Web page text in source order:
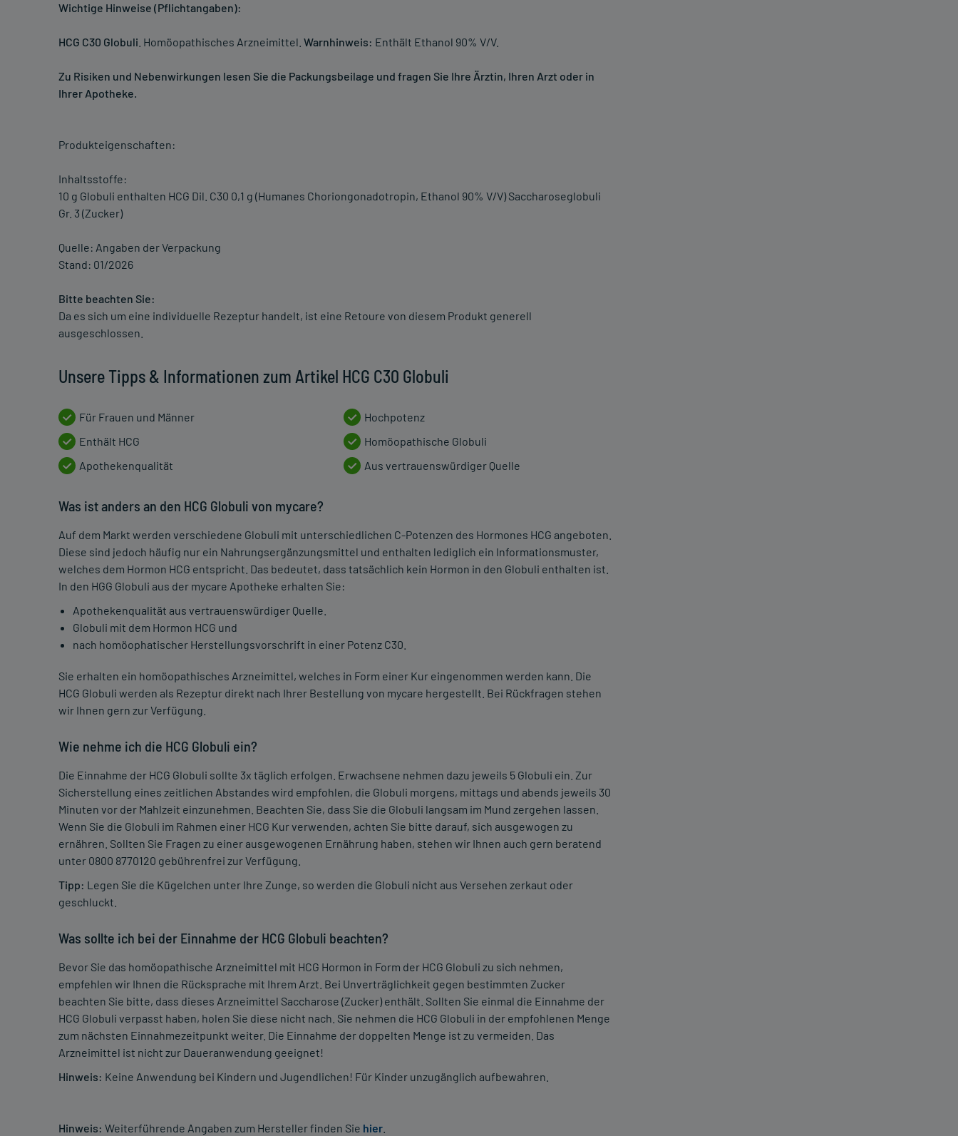
Wichtige Hinweise (Pflichtangaben):
HCG C30 Globuli . Homöopathisches Arzneimittel. Warnhinweis: Enthält Ethanol 90% V/V.
Zu Risiken und Nebenwirkungen lesen Sie die Packungsbeilage und fragen Sie Ihre Ärztin, Ihren Arzt oder in
Ihrer Apotheke.
Produkteigenschaften:
Inhaltsstoffe:
10 g Globuli enthalten HCG Dil. C30 0,1 g (Humanes Choriongonadotropin, Ethanol 90% V/V) Saccharoseglobuli
Gr. 3 (Zucker)
Quelle: Angaben der Verpackung
Stand: 01/2026
Bitte beachten Sie:
Da es sich um eine individuelle Rezeptur handelt, ist eine Retoure von diesem Produkt generell
ausgeschlossen.
Unsere Tipps & Informationen zum Artikel HCG C30 Globuli
Für Frauen und Männer
Enthält HCG
Apothekenqualität
Hochpotenz
Homöopathische Globuli
Aus vertrauenswürdiger Quelle
Was ist anders an den HCG Globuli von mycare?
Auf dem Markt werden verschiedene Globuli mit unterschiedlichen C-Potenzen des Hormones HCG angeboten.
Diese sind jedoch häufig nur ein Nahrungsergänzungsmittel und enthalten lediglich ein Informationsmuster,
welches dem Hormon HCG entspricht. Das bedeutet, dass tatsächlich kein Hormon in den Globuli enthalten ist.
In den HGG Globuli aus der mycare Apotheke erhalten Sie:
Apothekenqualität aus vertrauenswürdiger Quelle.
Globuli mit dem Hormon HCG und
nach homöophatischer Herstellungsvorschrift in einer Potenz C30.
Sie erhalten ein homöopathisches Arzneimittel, welches in Form einer Kur eingenommen werden kann. Die
HCG Globuli werden als Rezeptur direkt nach Ihrer Bestellung von mycare hergestellt. Bei Rückfragen stehen
wir Ihnen gern zur Verfügung.
Wie nehme ich die HCG Globuli ein?
Die Einnahme der HCG Globuli sollte 3x täglich erfolgen. Erwachsene nehmen dazu jeweils 5 Globuli ein. Zur
Sicherstellung eines zeitlichen Abstandes wird empfohlen, die Globuli morgens, mittags und abends jeweils 30
Minuten vor der Mahlzeit einzunehmen. Beachten Sie, dass Sie die Globuli langsam im Mund zergehen lassen.
Wenn Sie die Globuli im Rahmen einer HCG Kur verwenden, achten Sie bitte darauf, sich ausgewogen zu
ernähren. Sollten Sie Fragen zu einer ausgewogenen Ernährung haben, stehen wir Ihnen auch gern beratend
unter 0800 8770120 gebührenfrei zur Verfügung.
Tipp: Legen Sie die Kügelchen unter Ihre Zunge, so werden die Globuli nicht aus Versehen zerkaut oder
geschluckt.
Was sollte ich bei der Einnahme der HCG Globuli beachten?
Bevor Sie das homöopathische Arzneimittel mit HCG Hormon in Form der HCG Globuli zu sich nehmen,
empfehlen wir Ihnen die Rücksprache mit Ihrem Arzt. Bei Unverträglichkeit gegen bestimmten Zucker
beachten Sie bitte, dass dieses Arzneimittel Saccharose (Zucker) enthält. Sollten Sie einmal die Einnahme der
HCG Globuli verpasst haben, holen Sie diese nicht nach. Sie nehmen die HCG Globuli in der empfohlenen Menge
zum nächsten Einnahmezeitpunkt weiter. Die Einnahme der doppelten Menge ist zu vermeiden. Das
Arzneimittel ist nicht zur Daueranwendung geeignet!
Hinweis: Keine Anwendung bei Kindern und Jugendlichen! Für Kinder unzugänglich aufbewahren.
Hinweis: Weiterführende Angaben zum Hersteller finden Sie hier